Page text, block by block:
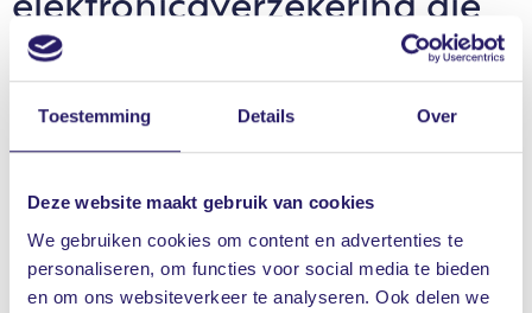
Toestemming Details Over
Deze website maakt gebruik van cookies
We gebruiken cookies om content en advertenties te
personaliseren, om functies voor social media te bieden
en om ons websiteverkeer te analyseren. Ook delen we
elektronicaverzekering die
bij jouw bedrijf past
Veel apparatuur is onmisbaar voor de continuïteit van je
bedrijfsvoering. Met de computer- en
computers, printers, faxen, kopieerapparaten en
telefooncentrales tegen diefstal en schade door
ongelukken. Jouw apparatuur is verzekerd: